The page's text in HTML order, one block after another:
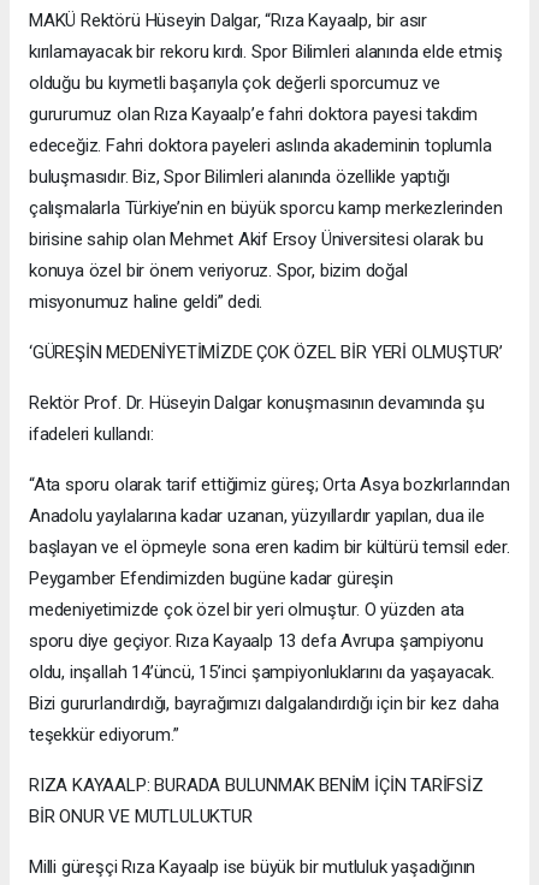
MAKÜ Rektörü Hüseyin Dalgar, “Rıza Kayaalp, bir asır
kırılamayacak bir rekoru kırdı. Spor Bilimleri alanında elde etmiş
olduğu bu kıymetli başarıyla çok değerli sporcumuz ve
gururumuz olan Rıza Kayaalp’e fahri doktora payesi takdim
edeceğiz. Fahri doktora payeleri aslında akademinin toplumla
buluşmasıdır. Biz, Spor Bilimleri alanında özellikle yaptığı
çalışmalarla Türkiye’nin en büyük sporcu kamp merkezlerinden
birisine sahip olan Mehmet Akif Ersoy Üniversitesi olarak bu
konuya özel bir önem veriyoruz. Spor, bizim doğal
misyonumuz haline geldi” dedi.
‘GÜREŞİN MEDENİYETİMİZDE ÇOK ÖZEL BİR YERİ OLMUŞTUR’
Rektör Prof. Dr. Hüseyin Dalgar konuşmasının devamında şu
ifadeleri kullandı:
“Ata sporu olarak tarif ettiğimiz güreş; Orta Asya bozkırlarından
Anadolu yaylalarına kadar uzanan, yüzyıllardır yapılan, dua ile
başlayan ve el öpmeyle sona eren kadim bir kültürü temsil eder.
Peygamber Efendimizden bugüne kadar güreşin
medeniyetimizde çok özel bir yeri olmuştur. O yüzden ata
sporu diye geçiyor. Rıza Kayaalp 13 defa Avrupa şampiyonu
oldu, inşallah 14’üncü, 15’inci şampiyonluklarını da yaşayacak.
Bizi gururlandırdığı, bayrağımızı dalgalandırdığı için bir kez daha
teşekkür ediyorum.”
RIZA KAYAALP: BURADA BULUNMAK BENİM İÇİN TARİFSİZ
BİR ONUR VE MUTLULUKTUR
Milli güreşçi Rıza Kayaalp ise büyük bir mutluluk yaşadığının